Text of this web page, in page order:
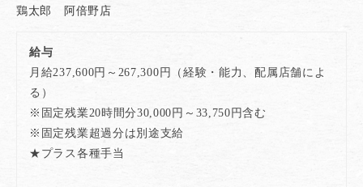
鶏太郎 阿倍野店
給与
月給237,600円～267,300円（経験・能力、配属店舗によ
る）
※固定残業20時間分30,000円～33,750円含む
※固定残業超過分は別途支給
★プラス各種手当